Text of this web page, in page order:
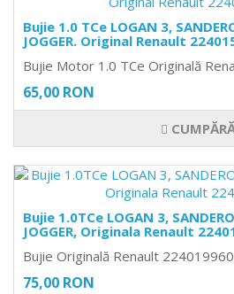
Bujie 1.0 TCe LOGAN 3,
JOGGER. Original Renault
Bujie Motor 1.0 TCe Originală
65,00 RON
Bujie 1.0TCe LOGAN 3,
JOGGER, Originala Renault
Bujie Originală Renault
75,00 RON